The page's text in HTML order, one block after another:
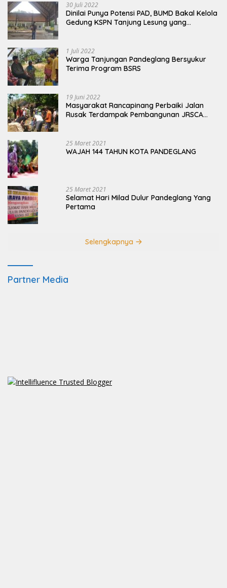
30 Juli 2022
Dinilai Punya Potensi PAD, BUMD Bakal Kelola
Gedung KSPN Tanjung Lesung yang
1 Juli 2022
Warga Tanjungan Pandeglang Bersyukur
Terima Program BSRS
19 Juni 2022
Masyarakat Rancapinang Perbaiki Jalan
Rusak Terdampak Pembangunan JRSCA
25 Maret 2021
WAJAH 144 TAHUN KOTA PANDEGLANG
25 Maret 2021
Selamat Hari Milad Dulur Pandeglang Yang
Pertama
Selengkapnya
Partner Media